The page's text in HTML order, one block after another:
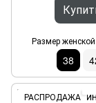
Размер
38
РАСПРОДАЖА